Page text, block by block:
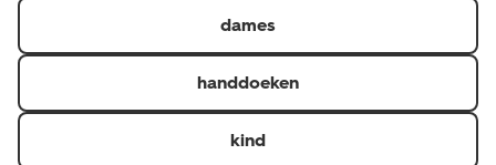
dames
handdoeken
kind